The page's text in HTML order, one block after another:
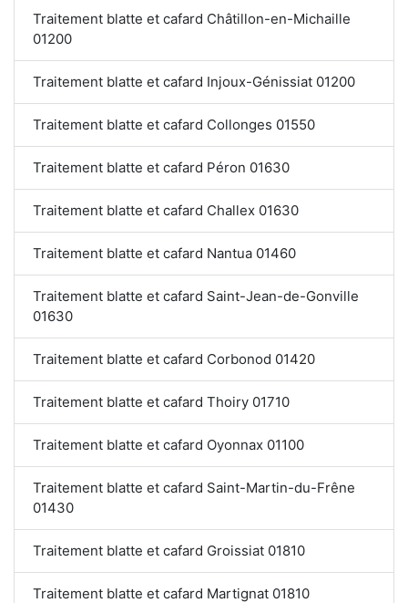
Traitement blatte et cafard Châtillon-en-Michaille
01200
Traitement blatte et cafard Injoux-Génissiat 01200
Traitement blatte et cafard Collonges 01550
Traitement blatte et cafard Péron 01630
Traitement blatte et cafard Challex 01630
Traitement blatte et cafard Nantua 01460
Traitement blatte et cafard Saint-Jean-de-Gonville
01630
Traitement blatte et cafard Corbonod 01420
Traitement blatte et cafard Thoiry 01710
Traitement blatte et cafard Oyonnax 01100
Traitement blatte et cafard Saint-Martin-du-Frêne
01430
Traitement blatte et cafard Groissiat 01810
Traitement blatte et cafard Martignat 01810